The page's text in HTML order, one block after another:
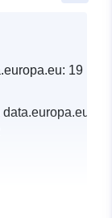
19